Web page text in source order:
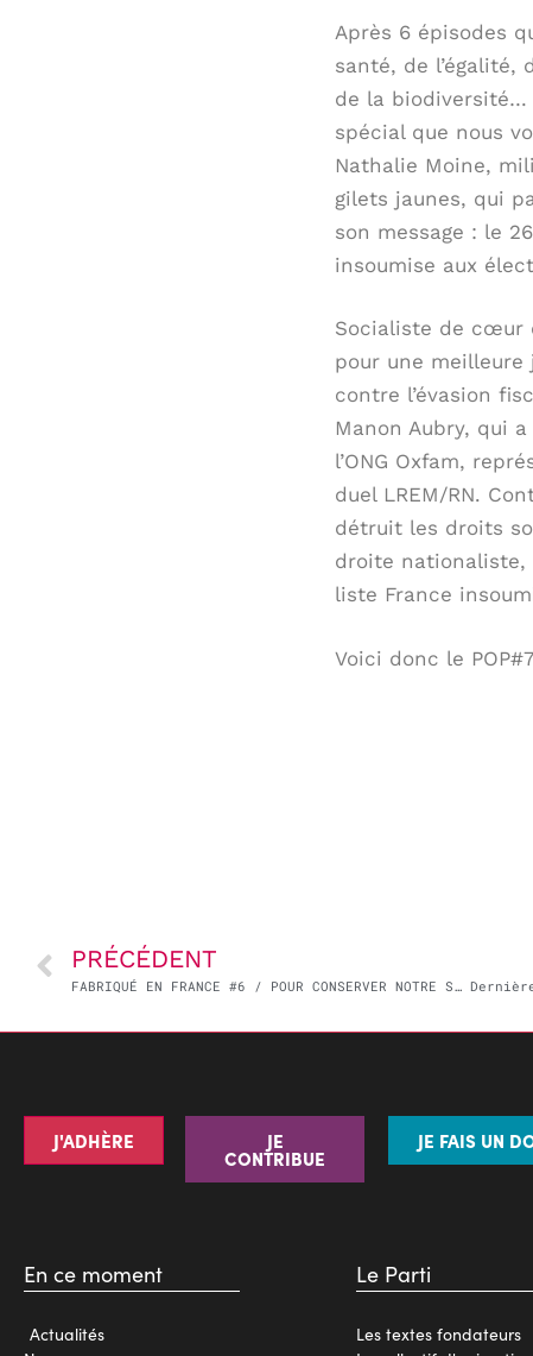
Après 6 épisodes
santé, de
de la biodiversité…
spécial que nous
Nathalie Moine,
gilets jaunes, qui
son message : le
insoumise aux
Socialiste de cœur
pour une meilleure
contre l’évasion
Manon Aubry, qui
l’ONG Oxfam,
duel LREM/RN.
détruit les droits
droite nationaliste,
liste France
Voici donc le
PRÉCÉDENT
FABRIQUÉ EN FRANCE #6 / POUR CONSERVER NOTRE SOUVERAINETÉ ÉNERGETIQUE
J'ADHÈRE JE
CONTRIBUE
JE FAIS UN
En ce moment
Actualités
Le Parti
Les textes fondateurs